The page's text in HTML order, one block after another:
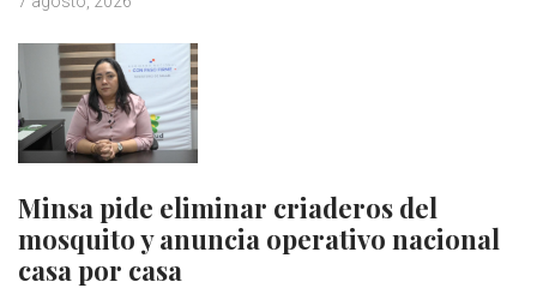
Minsa pide eliminar criaderos del
mosquito y anuncia operativo nacional
casa por casa